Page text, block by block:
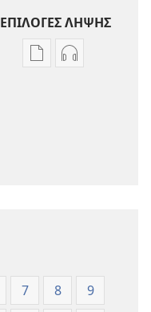
ΕΠΙΛΟΓΕΣ ΛΗΨΗΣ
Επιλογές
2017)
Επιλογές
2017)
7 8
9